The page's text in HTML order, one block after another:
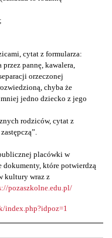
cytat z formularza:
pannę, kawalera,
orzeczonej
chyba że
jedno dziecko z jego
rodziców, cytat z
placówki w
dokumenty, które potwierdzą
kultury wraz z
pozaszkolne.edu.pl/
index.php?idpoz=1